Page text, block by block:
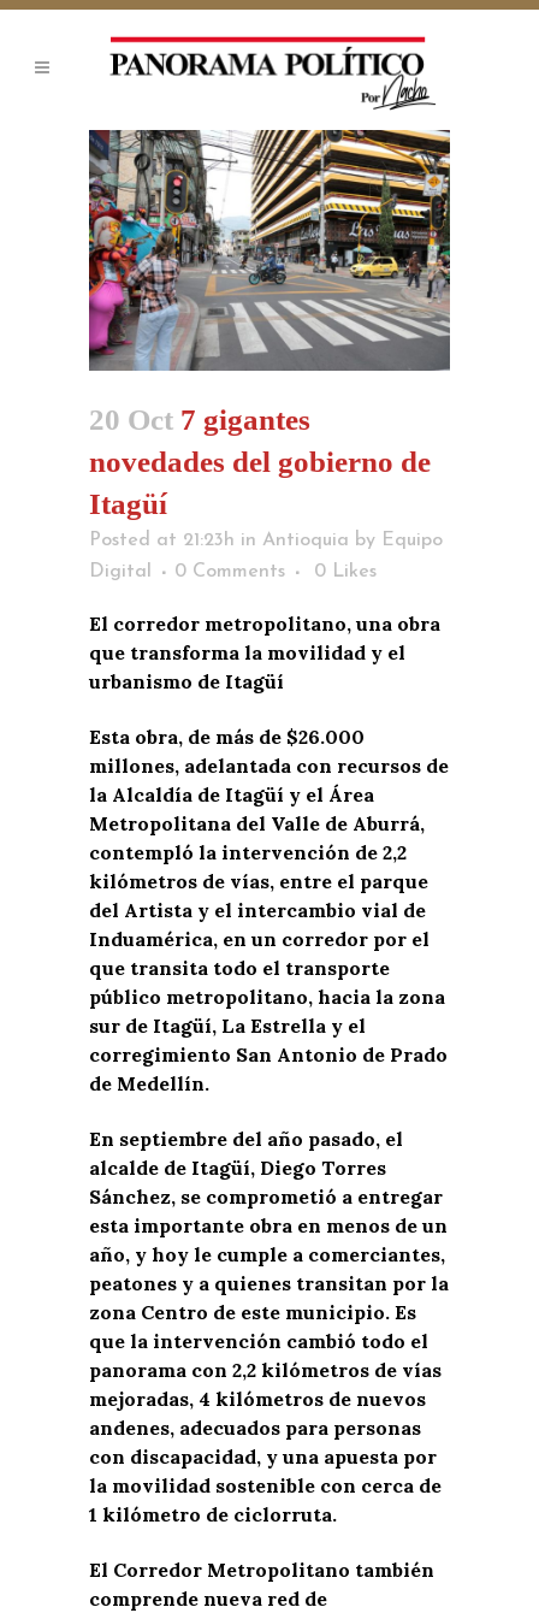
20 Oct 7 gigantes
novedades del gobierno de
Itagüí
Posted at 21:23h in Antioquia by Equipo
Digital
0 Comments 0 Likes
El corredor metropolitano, una obra
que transforma la movilidad y el
urbanismo de Itagüí
Esta obra, de más de $26.000
millones, adelantada con recursos de
la Alcaldía de Itagüí y el Área
Metropolitana del Valle de Aburrá,
contempló la intervención de 2,2
kilómetros de vías, entre el parque
del Artista y el intercambio vial de
Induamérica, en un corredor por el
que transita todo el transporte
público metropolitano, hacia la zona
sur de Itagüí, La Estrella y el
corregimiento San Antonio de Prado
de Medellín.
En septiembre del año pasado, el
alcalde de Itagüí, Diego Torres
Sánchez, se comprometió a entregar
esta importante obra en menos de un
año, y hoy le cumple a comerciantes,
peatones y a quienes transitan por la
zona Centro de este municipio. Es
que la intervención cambió todo el
panorama con 2,2 kilómetros de vías
mejoradas, 4 kilómetros de nuevos
andenes, adecuados para personas
con discapacidad, y una apuesta por
la movilidad sostenible con cerca de
1 kilómetro de ciclorruta.
El Corredor Metropolitano también
comprende nueva red de